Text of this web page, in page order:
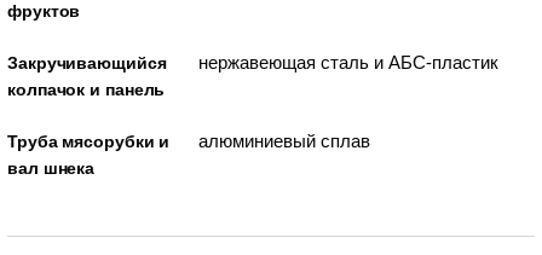
фруктов
Закручивающийся
колпачок и панель
нержавеющая сталь и АБС-пластик
Труба мясорубки и
вал шнека
алюминиевый сплав